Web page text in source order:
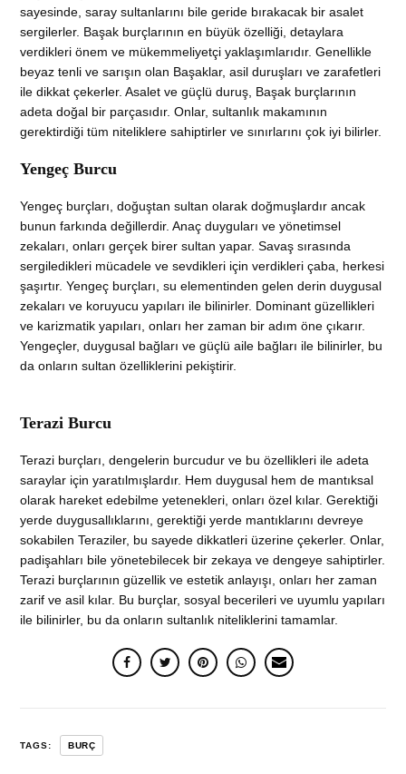
sayesinde, saray sultanlarını bile geride bırakacak bir asalet
sergilerler. Başak burçlarının en büyük özelliği, detaylara
verdikleri önem ve mükemmeliyetçi yaklaşımlarıdır. Genellikle
beyaz tenli ve sarışın olan Başaklar, asil duruşları ve zarafetleri
ile dikkat çekerler. Asalet ve güçlü duruş, Başak burçlarının
adeta doğal bir parçasıdır. Onlar, sultanlık makamının
gerektirdiği tüm niteliklere sahiptirler ve sınırlarını çok iyi bilirler.
Yengeç Burcu
Yengeç burçları, doğuştan sultan olarak doğmuşlardır ancak
bunun farkında değillerdir. Anaç duyguları ve yönetimsel
zekaları, onları gerçek birer sultan yapar. Savaş sırasında
sergiledikleri mücadele ve sevdikleri için verdikleri çaba, herkesi
şaşırtır. Yengeç burçları, su elementinden gelen derin duygusal
zekaları ve koruyucu yapıları ile bilinirler. Dominant güzellikleri
ve karizmatik yapıları, onları her zaman bir adım öne çıkarır.
Yengeçler, duygusal bağları ve güçlü aile bağları ile bilinirler, bu
da onların sultan özelliklerini pekiştirir.
Terazi Burcu
Terazi burçları, dengelerin burcudur ve bu özellikleri ile adeta
saraylar için yaratılmışlardır. Hem duygusal hem de mantıksal
olarak hareket edebilme yetenekleri, onları özel kılar. Gerektiği
yerde duygusallıklarını, gerektiği yerde mantıklarını devreye
sokabilen Teraziler, bu sayede dikkatleri üzerine çekerler. Onlar,
padişahları bile yönetebilecek bir zekaya ve dengeye sahiptirler.
Terazi burçlarının güzellik ve estetik anlayışı, onları her zaman
zarif ve asil kılar. Bu burçlar, sosyal becerileri ve uyumlu yapıları
ile bilinirler, bu da onların sultanlık niteliklerini tamamlar.
TAGS: BURÇ